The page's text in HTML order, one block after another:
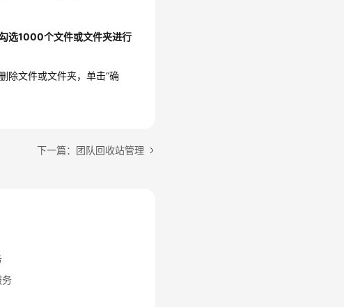
选1000个文件或文件夹进行
除文件或文件夹，单击“确
下一篇：团队回收站管理